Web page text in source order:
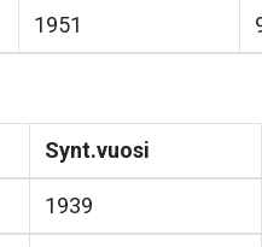
1951
Synt.vuosi
1939